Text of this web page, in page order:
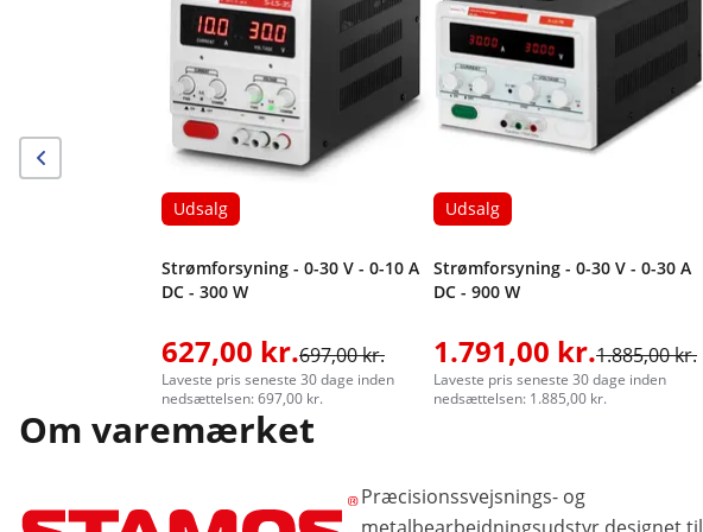
Udsalg
Strømforsyning - 0-30 V - 0-10 A
DC - 300 W
627,00 kr.697,00 kr.
Laveste pris seneste 30 dage inden
nedsættelsen: 697,00 kr.
Udsalg
Strømforsyning - 0-30 V - 0-30 A
DC - 900 W
1.791,00 kr.1.885,00 kr.
Laveste pris seneste 30 dage inden
nedsættelsen: 1.885,00 kr.
Om varemærket
Præcisionssvejsnings- og